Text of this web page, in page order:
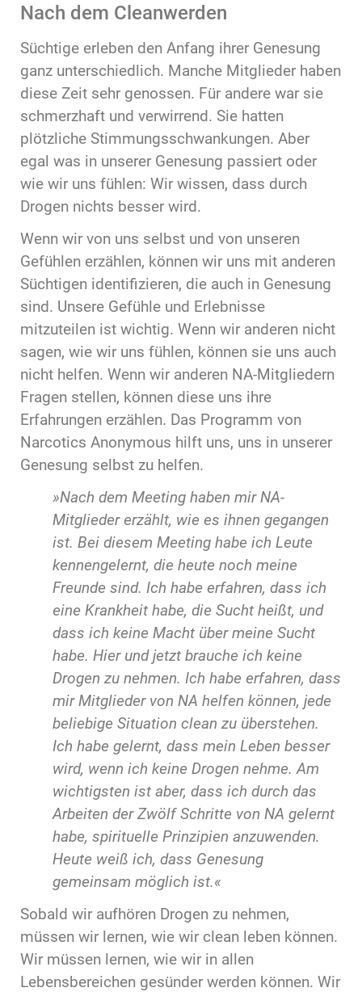
Nach dem Cleanwerden
Süchtige erleben den Anfang ihrer Genesung
ganz unterschiedlich. Manche Mitglieder haben
diese Zeit sehr genossen. Für andere war sie
schmerzhaft und verwirrend. Sie hatten
plötzliche Stimmungsschwankungen. Aber
egal was in unserer Genesung passiert oder
wie wir uns fühlen: Wir wissen, dass durch
Drogen nichts besser wird.
Wenn wir von uns selbst und von unseren
Gefühlen erzählen, können wir uns mit anderen
Süchtigen identifizieren, die auch in Genesung
sind. Unsere Gefühle und Erlebnisse
mitzuteilen ist wichtig. Wenn wir anderen nicht
sagen, wie wir uns fühlen, können sie uns auch
nicht helfen. Wenn wir anderen NA-Mitgliedern
Fragen stellen, können diese uns ihre
Erfahrungen erzählen. Das Programm von
Narcotics Anonymous hilft uns, uns in unserer
Genesung selbst zu helfen.
»Nach dem Meeting haben mir NA-
Mitglieder erzählt, wie es ihnen gegangen
ist. Bei diesem Meeting habe ich Leute
kennengelernt, die heute noch meine
Freunde sind. Ich habe erfahren, dass ich
eine Krankheit habe, die Sucht heißt, und
dass ich keine Macht über meine Sucht
habe. Hier und jetzt brauche ich keine
Drogen zu nehmen. Ich habe erfahren, dass
mir Mitglieder von NA helfen können, jede
beliebige Situation clean zu überstehen.
Ich habe gelernt, dass mein Leben besser
wird, wenn ich keine Drogen nehme. Am
wichtigsten ist aber, dass ich durch das
Arbeiten der Zwölf Schritte von NA gelernt
habe, spirituelle Prinzipien anzuwenden.
Heute weiß ich, dass Genesung
gemeinsam möglich ist.«
Sobald wir aufhören Drogen zu nehmen,
müssen wir lernen, wie wir clean leben können.
Wir müssen lernen, wie wir in allen
Lebensbereichen gesünder werden können. Wir